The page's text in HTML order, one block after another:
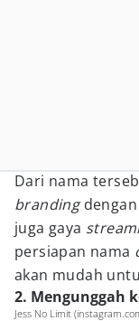
Dari nama
branding
juga gaya
persiapan nama
akan mudah
2. Mengunggah
Jess No Limit